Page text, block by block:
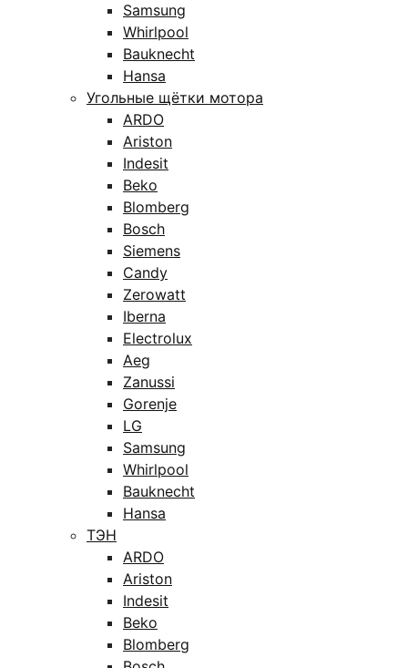
Samsung
Whirlpool
Bauknecht
Hansa
Угольные щётки мотора
ARDO
Ariston
Indesit
Beko
Blomberg
Bosch
Siemens
Candy
Zerowatt
Iberna
Electrolux
Aeg
Zanussi
Gorenje
LG
Samsung
Whirlpool
Bauknecht
Hansa
ТЭН
ARDO
Ariston
Indesit
Beko
Blomberg